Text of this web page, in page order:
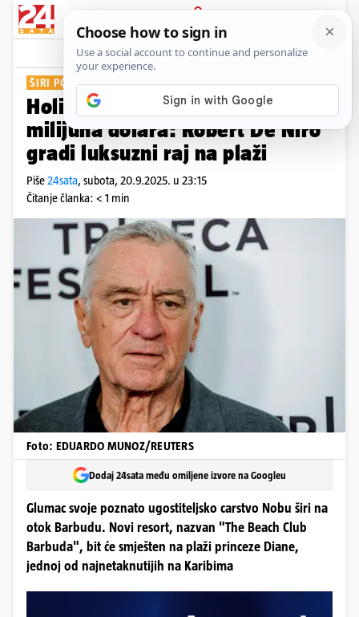
PRIJAVA
Show Komentari
ŠIRI POSAO
Holivudska legenda ulaže 250
milijuna dolara: Robert De Niro
gradi luksuzni raj na plaži
Piše24sata, subota, 20.9.2025. u 23:15
Čitanje članka: < 1 min
Foto: EDUARDO MUNOZ/REUTERS
Dodaj 24sata među omiljene izvore na Googleu
Glumac svoje poznato ugostiteljsko carstvo Nobu širi na
otok Barbudu. Novi resort, nazvan "The Beach Club
Barbuda", bit će smješten na plaži princeze Diane,
jednoj od najnetaknutijih na Karibima